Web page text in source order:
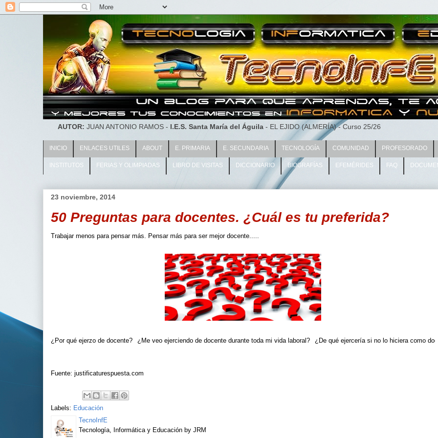
AUTOR: JUAN ANTONIO RAMOS - I.E.S. Santa María del Águila - EL EJIDO (ALMERÍA) - Curso 25/26
INICIO ENLACES UTILES ABOUT E. PRIMARIA E. SECUNDARIA TECNOLOGÍA COMUNIDAD PROFESORADO
INSTITUTOS FERIAS Y OLIMPIADAS LIBRO DE VISITAS DICCIONARIO BIOGRAFÍAS EFEMÉRIDES FAQ
23 noviembre, 2014
50 Preguntas para docentes. ¿Cuál es tu preferida?
Trabajar menos para pensar más. Pensar más para ser mejor docente.....
¿Por qué ejerzo de docente? ¿Me veo ejerciendo de docente durante toda mi vida laboral? ¿De qué ejercería si no lo hiciera como
Fuente: justificaturespuesta.com
Labels: Educación
TecnoInfE
Tecnología, Informática y Educación by JRM